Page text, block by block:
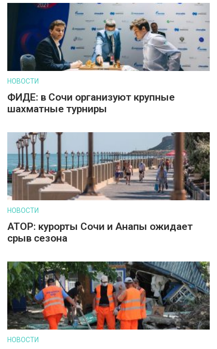
НОВОСТИ
ФИДЕ: в Сочи организуют крупные
шахматные турниры
НОВОСТИ
АТОР: курорты Сочи и Анапы ожидает
срыв сезона
НОВОСТИ